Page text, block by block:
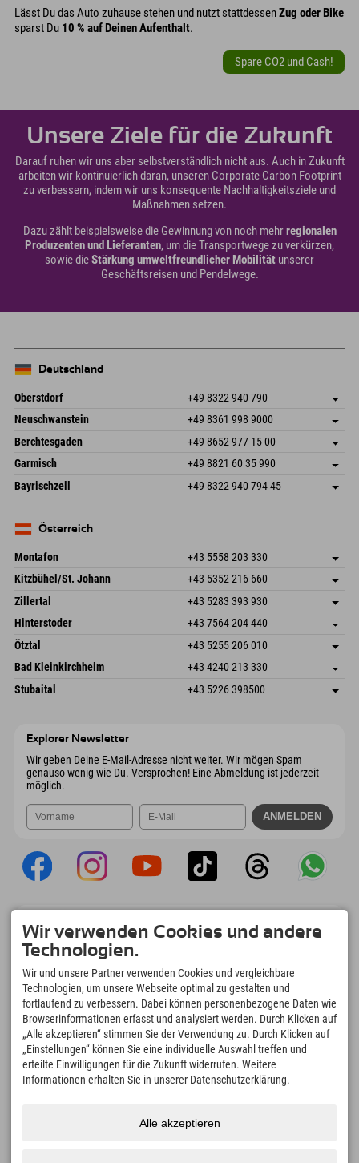
Lässt Du das Auto zuhause stehen und nutzt stattdessenZug oder Bike
sparst Du 10 % auf Deinen Aufenthalt.
Spare CO2 und Cash!
Unsere Ziele für die Zukunft
Darauf ruhen wir uns aber selbstverständlich nicht aus. Auch in Zukunft
arbeiten wir kontinuierlich daran, unseren Corporate Carbon Footprint
zu verbessern, indem wir uns konsequente Nachhaltigkeitsziele und
Maßnahmen setzen.
Dazu zählt beispielsweise die Gewinnung von noch mehrregionalen
Produzenten und Lieferanten, um die Transportwege zu verkürzen,
sowie dieStärkung umweltfreundlicher Mobilität unserer
Geschäftsreisen und Pendelwege.
Deutschland
Oberstdorf +49 8322 940 790
An der Breitach 3
Deutschland
Adresse speichern
Buchen
Neuschwanstein +49 8361 998 9000
An der Riese 45
87484 Nesselwang im Allgäu
Deutschland
Adresse speichern
Anreiseinfos
Buchen
Berchtesgaden +49 8652 977 15 00
Hofreitstr. 7
Deutschland
Adresse speichern
Buchen
Garmisch +49 8821 60 35 990
Frickenstraße 22
82490 Farchant
Adresse speichern
Anreiseinfos
Bayrischzell +49 8322 940 794 45
Deutschland
Österreich
Montafon +43 5558 203 330
Dorfstr. 127b
6793 Gaschurn/Montafon
Österreich
Adresse speichern
Buchen
Kitzbühel/St. Johann +43 5352 216 660
Speckbacherstraße 87
6380 St. Johann in Tirol
Österreich
Adresse speichern
Anreiseinfos
Buchen
Zillertal +43 5283 393 930
Schmiedau 2
Österreich
Adresse speichern
Buchen
Hinterstoder +43 7564 204 440
Freizeitpark 10
4573 Hinterstoder
Österreich
Adresse speichern
Anreiseinfos
Buchen
Ötztal +43 5255 206 010
Gscheat 14
Österreich
Adresse speichern
Buchen
Bad Kleinkirchheim +43 4240 213 330
Dorfstraße 24
9546 Bad Kleinkirchheim
Adresse speichern
Anreiseinfos
Stubaital +43 5226 398500
Explorer Newsletter
Wir geben Deine E-Mail-Adresse nicht weiter. Wir mögen Spam
genauso wenig wie Du. Versprochen! Eine Abmeldung ist jederzeit
möglich.
Upload Deiner #ExplorerMoments, Mein
Explorer To Go mit Buchungsübersicht,
Bucketlist, Restaurantübersicht uvm. Jetzt
downloaden!
Zeit für Explorer Moments
166
Bergseen und Erlebnisbäder
4.634km
Pisten zum Skifahren und
Snowboarden
uns weiter
Wir verwenden Cookies und andere
Technologien.
Wir und unsere Partner verwenden Cookies und vergleichbare
Technologien, um unsere Webseite optimal zu gestalten und
fortlaufend zu verbessern. Dabei können personenbezogene Daten wie
Browserinformationen erfasst und analysiert werden. Durch Klicken auf
„Alle akzeptieren“ stimmen Sie der Verwendung zu. Durch Klicken auf
„Einstellungen“ können Sie eine individuelle Auswahl treffen und
erteilte Einwilligungen für die Zukunft widerrufen. Weitere
Informationen erhalten Sie in unserer Datenschutzerklärung.
Alle akzeptieren